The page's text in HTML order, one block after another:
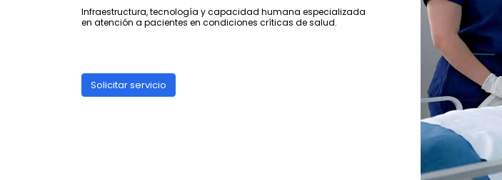
Infraestructura, tecnología y capacidad humana especializada
en atención a pacientes en condiciones críticas de salud.
Solicitar servicio